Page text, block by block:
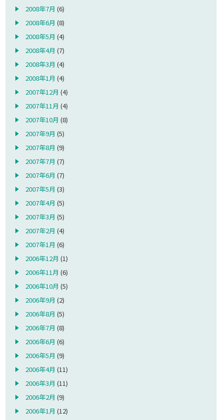
2008年7月 (6)
2008年6月 (8)
2008年5月 (4)
2008年4月 (7)
2008年3月 (4)
2008年1月 (4)
2007年12月 (4)
2007年11月 (4)
2007年10月 (8)
2007年9月 (5)
2007年8月 (9)
2007年7月 (7)
2007年6月 (7)
2007年5月 (3)
2007年4月 (5)
2007年3月 (5)
2007年2月 (4)
2007年1月 (6)
2006年12月 (1)
2006年11月 (6)
2006年10月 (5)
2006年9月 (2)
2006年8月 (5)
2006年7月 (8)
2006年6月 (6)
2006年5月 (9)
2006年4月 (11)
2006年3月 (11)
2006年2月 (9)
2006年1月 (12)